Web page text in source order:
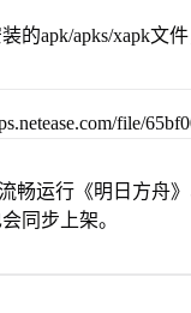
的apk/apks/xapk文
畅运行《明日方舟
同步上架。